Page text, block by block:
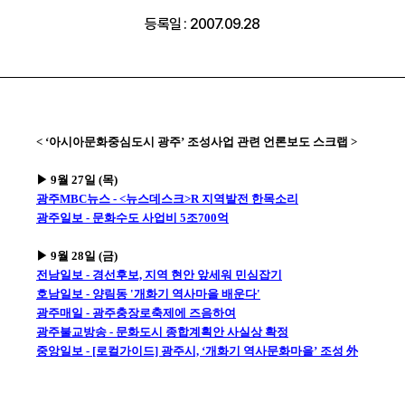
등록일 : 2007.09.28
< ‘아시아문화중심도시 광주’ 조성사업 관련 언론보도 스크랩 >
▶ 9월 27일 (목)
광주MBC뉴스 - <뉴스데스크>R 지역발전 한목소리
광주일보 - 문화수도 사업비 5조700억
▶ 9월 28일 (금)
전남일보 - 경선후보, 지역 현안 앞세워 민심잡기
호남일보 - 양림동 '개화기 역사마을 배운다'
광주매일 - 광주충장로축제에 즈음하여
광주불교방송 - 문화도시 종합계획안 사실상 확정
중앙일보 - [로컬가이드] 광주시, ‘개화기 역사문화마을’ 조성 外